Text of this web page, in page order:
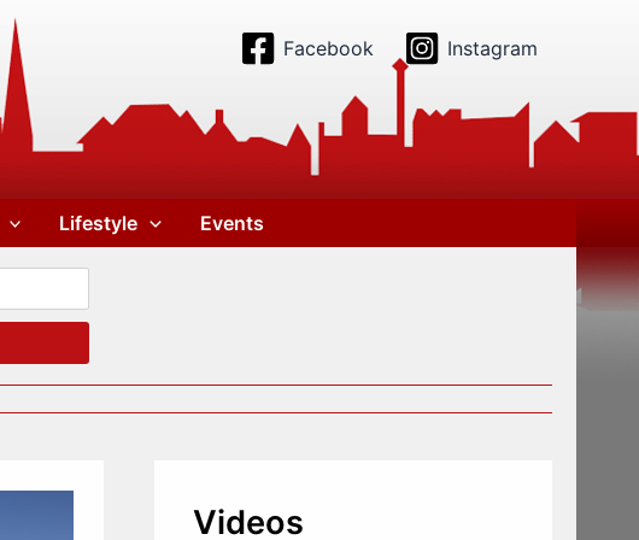
Facebook Instagram
Lifestyle Events
Videos